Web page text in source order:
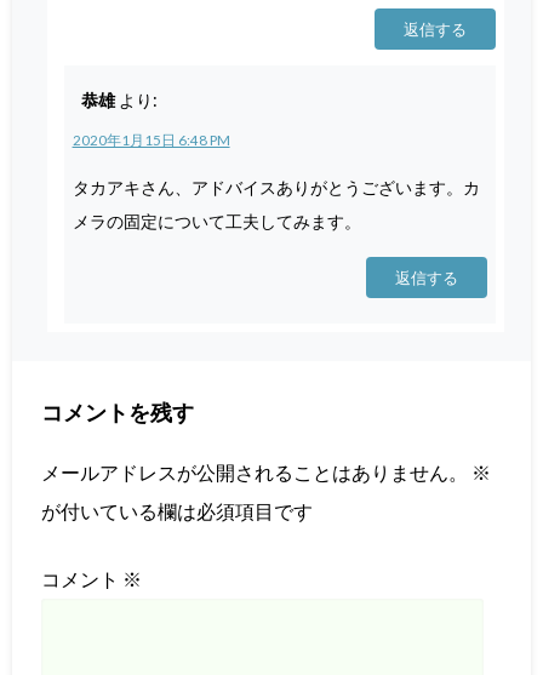
返信する
恭雄 より:
2020年1月15日 6:48 PM
タカアキさん、アドバイスありがとうございます。カ
メラの固定について工夫してみます。
返信する
コメントを残す
メールアドレスが公開されることはありません。
※
が付いている欄は必須項目です
コメント ※